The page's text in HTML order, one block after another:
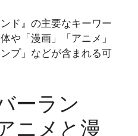
ド』の主要なキーワー
や「漫画」「アニメ」
プ」などが含まれる可
ーラン
ニメと漫